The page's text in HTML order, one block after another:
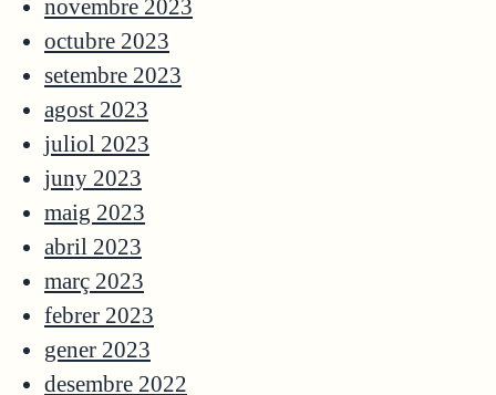
novembre 2023
octubre 2023
setembre 2023
agost 2023
juliol 2023
juny 2023
maig 2023
abril 2023
març 2023
febrer 2023
gener 2023
desembre 2022